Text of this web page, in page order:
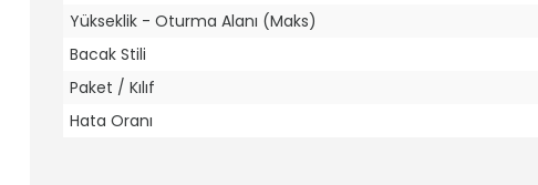
Yükseklik - Oturma Alanı (Maks)
Bacak Stili
Paket / Kılıf
Hata Oranı